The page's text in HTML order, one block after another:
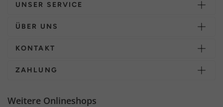
UNSER SERVICE
ÜBER UNS
KONTAKT
ZAHLUNG
Weitere Onlineshops